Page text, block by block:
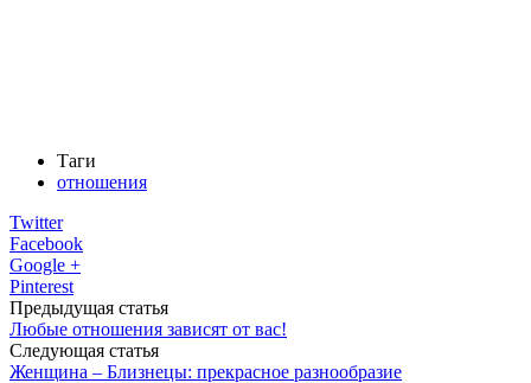
Таги
отношения
Twitter
Facebook
Google +
Pinterest
Предыдущая статья
Любые отношения зависят от вас!
Следующая статья
Женщина – Близнецы: прекрасное разнообразие